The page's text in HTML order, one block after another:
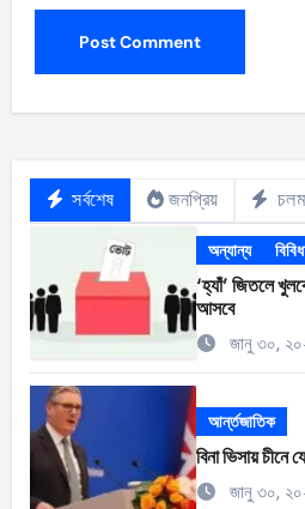
সর্বশেষ জনপ্রিয়
অন্যান্য বিবিধ
‘হ্যাঁ’ জিতলে
আসবে
জানু ৩০,
আর্ন্তজাতিক
বিনা ভিসায় চীনে
জানু ৩০,